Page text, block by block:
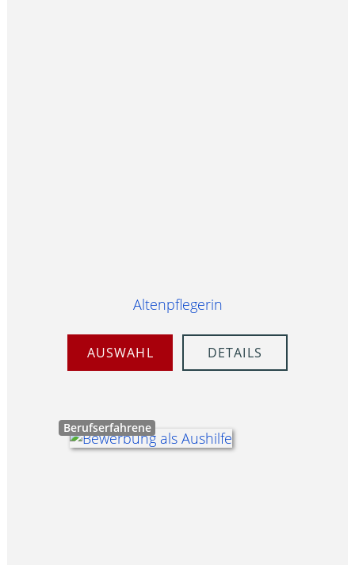
Altenpflegerin
AUSWAHL DETAILS
Berufserfahrene